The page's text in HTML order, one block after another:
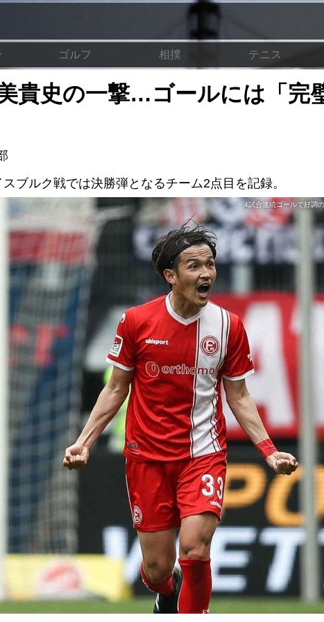
ゴルフ 相撲 テニス
貴史の一撃…ゴールには「完
ブルク戦では決勝弾となるチーム2点目を記録。
4試合連続ゴールで好調